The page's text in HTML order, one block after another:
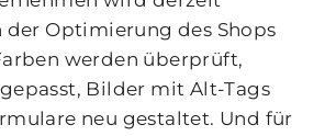
Optimierung des Shops
werden überprüft,
Bilder mit Alt-Tags
neu gestaltet. Und für